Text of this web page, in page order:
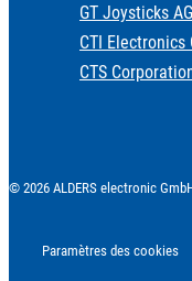
GT Joysticks AG
CTI Electronics
CTS
© 2026 ALDERS electronic
Paramètres des cookies